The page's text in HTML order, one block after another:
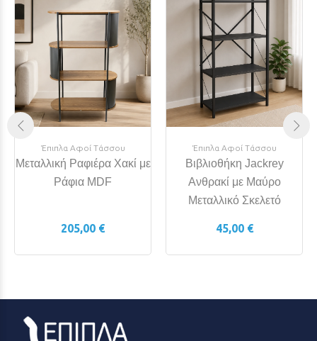
Έπιπλα Αφοί Τάσσου
Μεταλλική Ραφιέρα Χακί με
Ράφια MDF
205,00 €
Έπιπλα Αφοί Τάσσου
Βιβλιοθήκη Jackrey
Ανθρακί με Μαύρο
Μεταλλικό Σκελετό
45,00 €